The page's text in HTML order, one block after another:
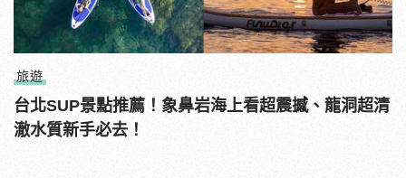
旅遊
台北SUP景點推薦！象鼻岩海上看超震撼、龍洞超清
澈水質新手必去！